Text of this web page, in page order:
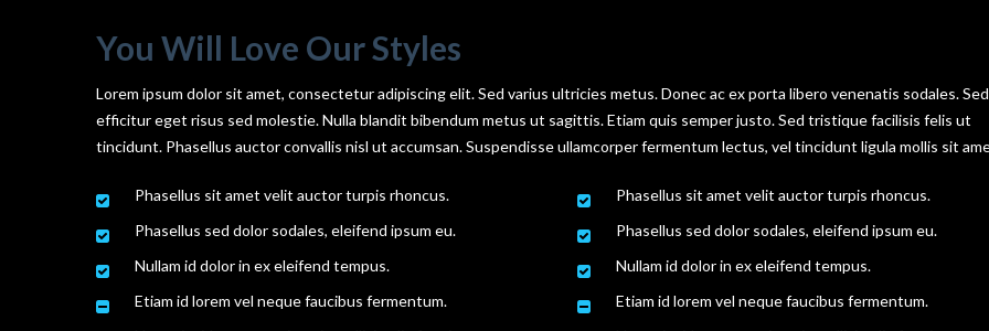
You Will Love Our Styles
Lorem ipsum dolor sit amet, consectetur adipiscing elit. Sed varius ultricies metus. Donec ac ex porta libero venenatis sodales. Sed
efficitur eget risus sed molestie. Nulla blandit bibendum metus ut sagittis. Etiam quis semper justo. Sed tristique facilisis felis ut
tincidunt. Phasellus auctor convallis nisl ut accumsan. Suspendisse ullamcorper fermentum lectus, vel tincidunt ligula mollis sit
Phasellus sit amet velit auctor turpis rhoncus.
Phasellus sed dolor sodales, eleifend ipsum eu.
Nullam id dolor in ex eleifend tempus.
Etiam id lorem vel neque faucibus fermentum.
Phasellus sit amet velit auctor turpis rhoncus.
Phasellus sed dolor sodales, eleifend ipsum eu.
Nullam id dolor in ex eleifend tempus.
Etiam id lorem vel neque faucibus fermentum.